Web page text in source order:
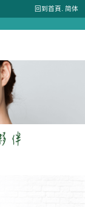
回到首頁. 简体